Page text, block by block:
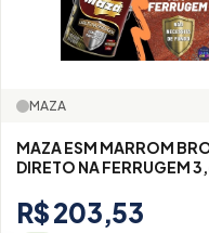
MAZA
MAZA ESM MARROM
DIRETO NA FERRUGEM
R$ 203,53